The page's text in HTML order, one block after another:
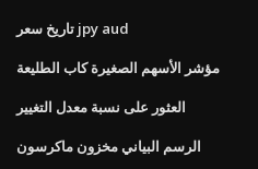
تاريخ سعر jpy aud
مؤشر الأسهم الصغيرة كاب الطليعة
العثور على نسبة معدل التغيير
الرسم البياني مخزون ماكرسون